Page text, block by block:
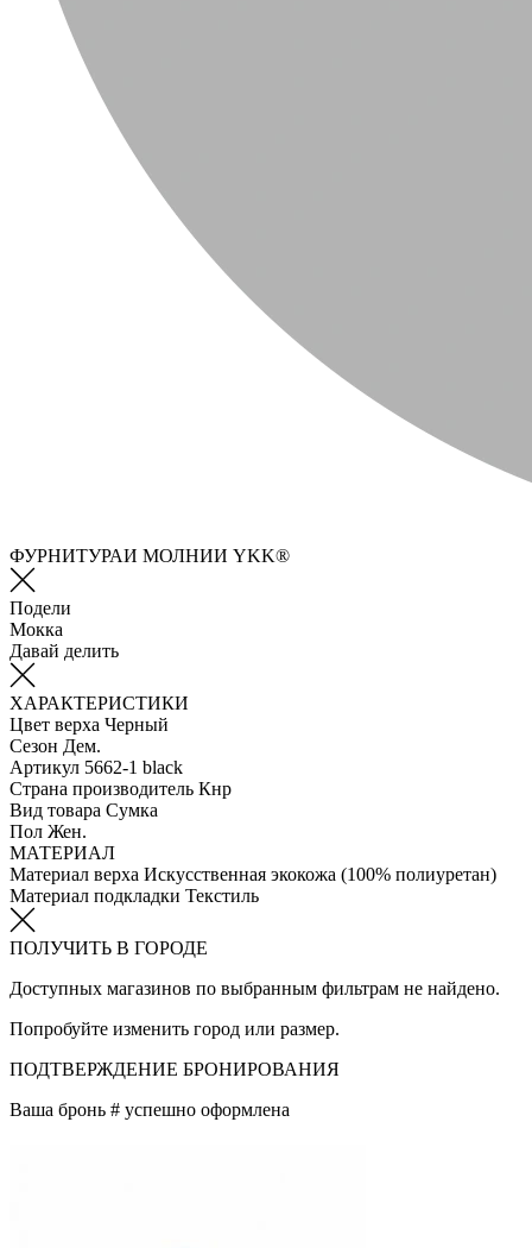
ФУРНИТУРАИ МОЛНИИ YKK®
Подели
Мокка
Давай делить
ХАРАКТЕРИСТИКИ
Цвет верха Черный
Сезон Дем.
Артикул 5662-1 black
Страна производитель Кнр
Вид товара Сумка
Пол Жен.
МАТЕРИАЛ
Материал верха Искусственная экокожа (100% полиуретан)
Материал подкладки Текстиль
ПОЛУЧИТЬ В ГОРОДЕ
Доступных магазинов по выбранным фильтрам не найдено.
Попробуйте изменить город или размер.
ПОДТВЕРЖДЕНИЕ БРОНИРОВАНИЯ
Ваша бронь # успешно оформлена